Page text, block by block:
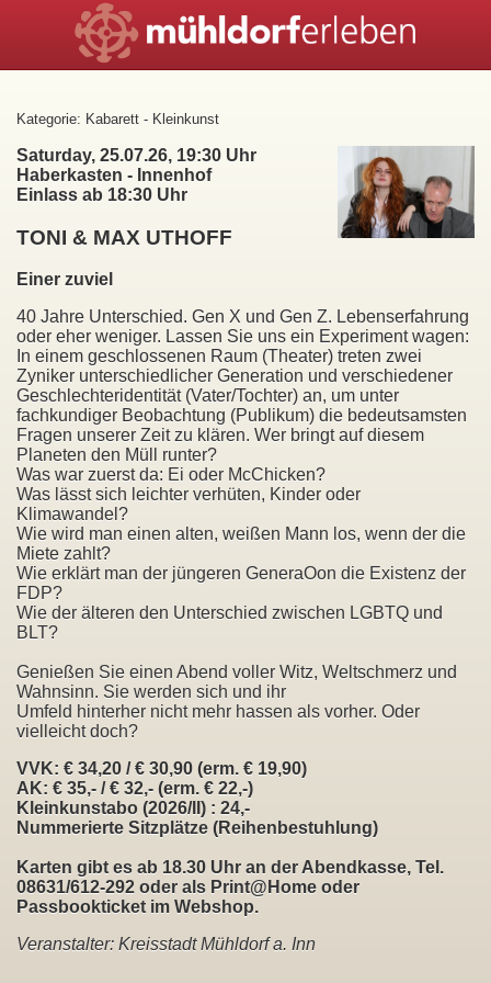
Kategorie: Kabarett - Kleinkunst
Saturday, 25.07.26, 19:30 Uhr
Haberkasten - Innenhof
Einlass ab 18:30 Uhr
TONI & MAX UTHOFF
Einer zuviel
40 Jahre Unterschied. Gen X und Gen Z. Lebenserfahrung
oder eher weniger. Lassen Sie uns ein Experiment wagen:
In einem geschlossenen Raum (Theater) treten zwei
Zyniker unterschiedlicher Generation und verschiedener
Geschlechteridentität (Vater/Tochter) an, um unter
fachkundiger Beobachtung (Publikum) die bedeutsamsten
Fragen unserer Zeit zu klären. Wer bringt auf diesem
Planeten den Müll runter?
Was war zuerst da: Ei oder McChicken?
Was lässt sich leichter verhüten, Kinder oder
Klimawandel?
Wie wird man einen alten, weißen Mann los, wenn der die
Miete zahlt?
Wie erklärt man der jüngeren GeneraOon die Existenz der
FDP?
Wie der älteren den Unterschied zwischen LGBTQ und
BLT?
Genießen Sie einen Abend voller Witz, Weltschmerz und
Wahnsinn. Sie werden sich und ihr
Umfeld hinterher nicht mehr hassen als vorher. Oder
vielleicht doch?
VVK: € 34,20 / € 30,90 (erm. € 19,90)
AK: € 35,- / € 32,- (erm. € 22,-)
Kleinkunstabo (2026/II) : 24,-
Nummerierte Sitzplätze (Reihenbestuhlung)
Karten gibt es ab 18.30 Uhr an der Abendkasse, Tel.
08631/612-292 oder als Print@Home oder
Passbookticket im Webshop.
Veranstalter: Kreisstadt Mühldorf a. Inn